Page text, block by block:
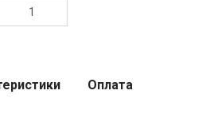
Оплата